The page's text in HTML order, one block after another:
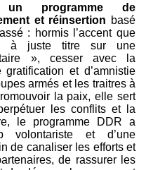
programme de
et réinsertion basé
: hormis l’accent que
à juste titre sur une
», cesser avec la
gratification et d’amnistie
armés et les traitres à
la paix, elle sert
les conflits et la
le programme DDR a
volontariste et d’une
de canaliser les efforts et
de rassurer les